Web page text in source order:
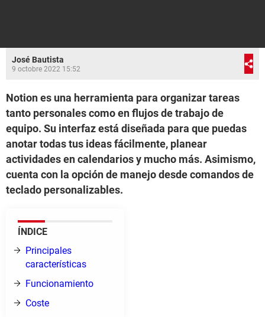
José Bautista
9 octobre 2022 15:52
Notion es una herramienta para organizar tareas
tanto personales como en flujos de trabajo de
equipo. Su interfaz está diseñada para que puedas
anotar todas tus ideas fácilmente, planear
actividades en calendarios y mucho más. Asimismo,
cuenta con la opción de manejo desde comandos de
teclado personalizables.
ÍNDICE
Principales
características
Funcionamiento
Coste